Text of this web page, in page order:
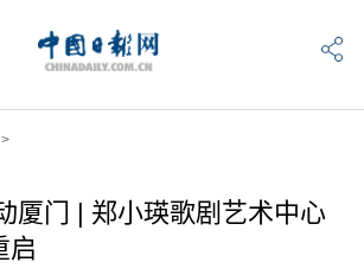
厦门 | 郑小瑛歌剧艺术中心
启